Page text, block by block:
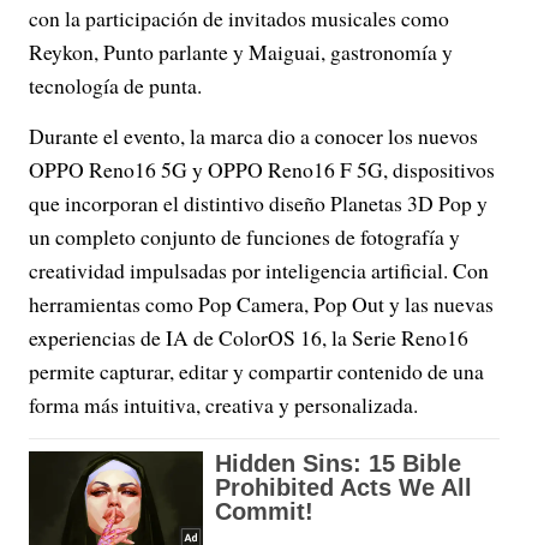
con la participación de invitados musicales como
Reykon, Punto parlante y Maiguai, gastronomía y
tecnología de punta.
Durante el evento, la marca dio a conocer los nuevos
OPPO Reno16 5G y OPPO Reno16 F 5G, dispositivos
que incorporan el distintivo diseño Planetas 3D Pop y
un completo conjunto de funciones de fotografía y
creatividad impulsadas por inteligencia artificial. Con
herramientas como Pop Camera, Pop Out y las nuevas
experiencias de IA de ColorOS 16, la Serie Reno16
permite capturar, editar y compartir contenido de una
forma más intuitiva, creativa y personalizada.